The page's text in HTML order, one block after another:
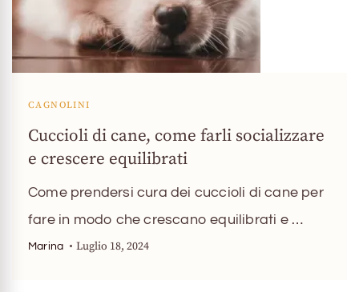
CAGNOLINI
Cuccioli di cane, come farli socializzare
e crescere equilibrati
Come prendersi cura dei cuccioli di cane per
fare in modo che crescano equilibrati e …
Marina Luglio 18, 2024